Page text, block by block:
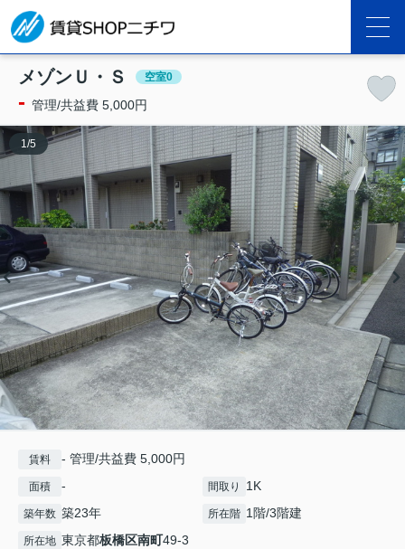
メゾンＵ・Ｓ 空室0
- 管理/共益費 5,000円
1 /5
賃料 - 管理/共益費 5,000円
面積 - 間取り 1K
築年数 築23年 所在階 1階/3階建
所在地 東京都板橋区南町49-3